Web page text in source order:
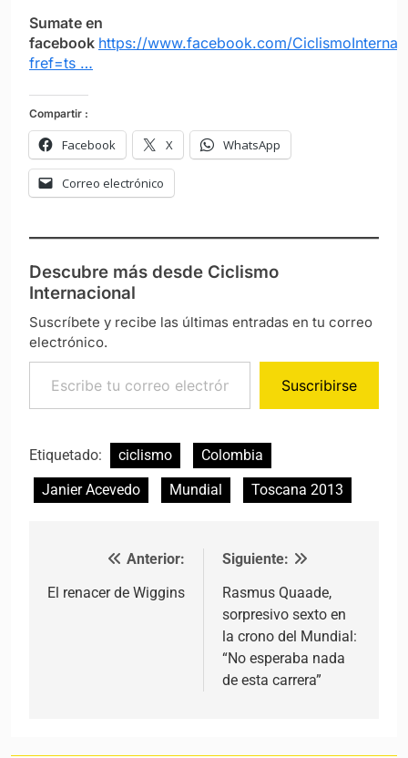
Sumate en
facebook https://www.facebook.com/
fref=ts …
Compartir :
Facebook X WhatsApp
Correo electrónico
Descubre más desde Ciclismo
Internacional
Suscríbete y recibe las últimas entradas en tu correo
electrónico.
Escribe tu correo electrónico…
Suscribirse
Etiquetado: ciclismo
Colombia
Janier Acevedo
Mundial Toscana 2013
Navegación de entradas
Anterior:
El renacer de Wiggins
Siguiente:
Rasmus Quaade,
sorpresivo sexto en
la crono del Mundial:
“No esperaba nada
de esta carrera”